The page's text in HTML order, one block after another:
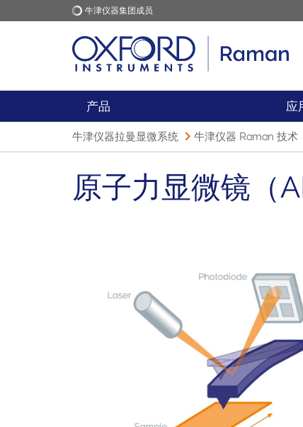
牛津仪器集团成员
牛津仪器 应用
产品 应
牛津仪器拉曼显微系统 牛津仪器 Raman 技术
原子力显微镜（